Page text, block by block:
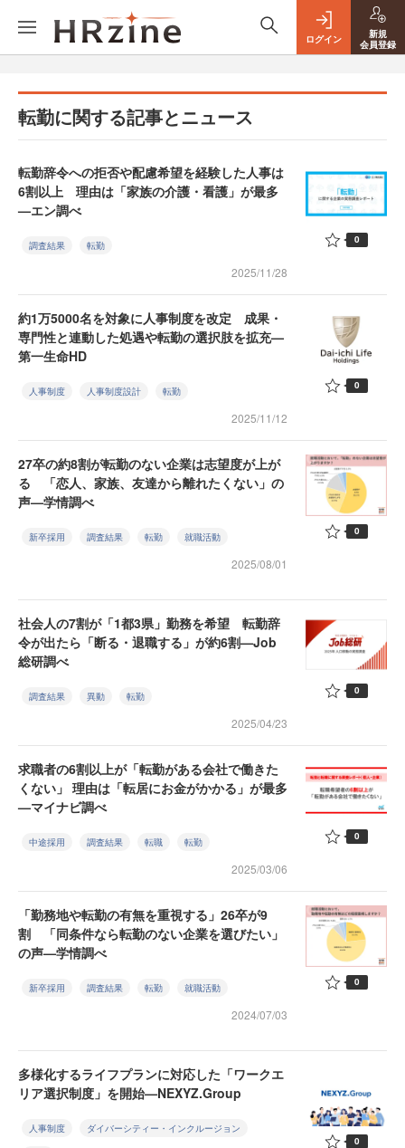
ログイン
新規
会員登録
転勤に関する記事とニュース
転勤辞令への拒否や配慮希望を経験した人事は
6割以上 理由は「家族の介護・看護」が最多
—エン調べ
調査結果 転勤
2025/11/28
0
約1万5000名を対象に人事制度を改定 成果・
専門性と連動した処遇や転勤の選択肢を拡充—
第一生命HD
人事制度 人事制度設計 転勤
2025/11/12
0
27卒の約8割が転勤のない企業は志望度が上が
る 「恋人、家族、友達から離れたくない」の
声—学情調べ
新卒採用 調査結果 転勤 就職活動
2025/08/01
0
社会人の7割が「1都3県」勤務を希望 転勤辞
令が出たら「断る・退職する」が約6割—Job
総研調べ
調査結果 異動 転勤
2025/04/23
0
求職者の6割以上が「転勤がある会社で働きた
くない」 理由は「転居にお金がかかる」が最多
—マイナビ調べ
中途採用 調査結果 転職 転勤
2025/03/06
0
「勤務地や転勤の有無を重視する」26卒が9
割 「同条件なら転勤のない企業を選びたい」
の声—学情調べ
新卒採用 調査結果 転勤 就職活動
2024/07/03
0
多様化するライフプランに対応した「ワークエ
リア選択制度」を開始—NEXYZ.Group
人事制度 ダイバーシティー・インクルージョン
0